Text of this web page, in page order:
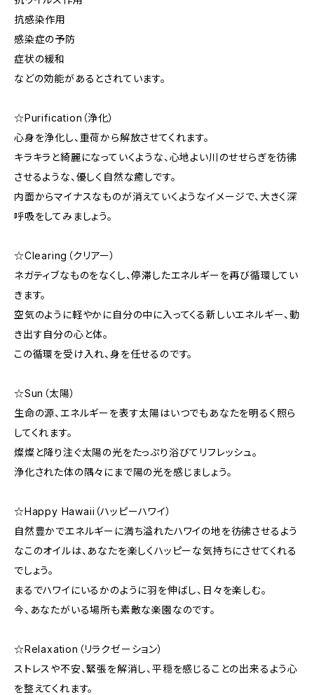
抗感染作用
感染症の予防
症状の緩和
などの効能があるとされています。
☆Purification（浄化）
心身を浄化し、重荷から解放させてくれます。
キラキラと綺麗になっていくような、心地よい川のせせらぎを彷彿
させるような、優しく自然な癒しです。
内面からマイナスなものが消えていくようなイメージで、大きく深
呼吸をしてみましょう。
☆Clearing（クリアー）
ネガティブなものをなくし、停滞したエネルギーを再び循環してい
きます。
空気のように軽やかに自分の中に入ってくる新しいエネルギー、動
き出す自分の心と体。
この循環を受け入れ、身を任せるのです。
☆Sun（太陽）
生命の源、エネルギーを表す太陽はいつでもあなたを明るく照ら
してくれます。
燦燦と降り注ぐ太陽の光をたっぷり浴びてリフレッシュ。
浄化された体の隅々にまで陽の光を感じましょう。
☆Happy Hawaii（ハッピーハワイ）
自然豊かでエネルギーに満ち溢れたハワイの地を彷彿させるよう
なこのオイルは、あなたを楽しくハッピーな気持ちにさせてくれる
でしょう。
まるでハワイにいるかのように羽を伸ばし、日々を楽しむ。
今、あなたがいる場所も素敵な楽園なのです。
☆Relaxation（リラクゼーション）
ストレスや不安、緊張を解消し、平穏を感じることの出来るよう心
を整えてくれます。